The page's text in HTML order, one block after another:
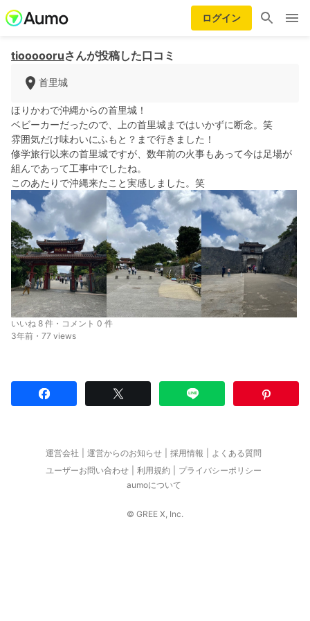
ログイン
tioooooruさんが投稿した口コミ
首里城
ほりかわで沖縄からの首里城！
ベビーカーだったので、上の首里城まではいかずに断念。笑
雰囲気だけ味わいにふもと？まで行きました！
修学旅行以来の首里城ですが、数年前の火事もあって今は足場が
組んであって工事中でしたね。
このあたりで沖縄来たこと実感しました。笑
いいね 8 件・コメント 0 件
3年前・77 views
運営会社 運営からのお知らせ 採用情報
よくある質問
ユーザーお問い合わせ
利用規約
プライバシーポリシー
aumoについて
© GREE X, Inc.